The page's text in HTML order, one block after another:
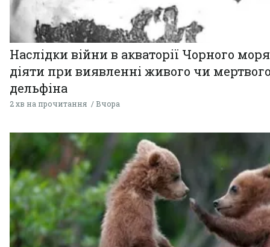
Наслідки війни в акваторії Чорного
діяти при виявленні живого чи
дельфіна
2 хв на прочитання Вчора